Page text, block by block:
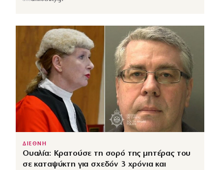
ΔΙΕΘΝΗ
Ουαλία: Κρατούσε τη σορό της μητέρας του
σε καταψύκτη για σχεδόν 3 χρόνια και